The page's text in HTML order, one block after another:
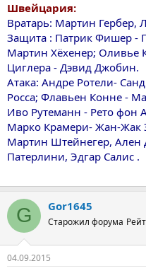
Швейцария:
Вратарь: Мартин Гербер,
Защита : Патрик Фишер -
Мартин Хёхенер; Оливье
Циглера - Дэвид Джобин.
Атака: Андре Ротели-
Росса; Флавьен Конне -
Иво Рутеманн - Рето фон
Марко Крамери- Жан-
Мартин Штейнегер, Ален
Патерлини, Эдгар Салис .
G Gor1645
Старожил форума
04.09.2015